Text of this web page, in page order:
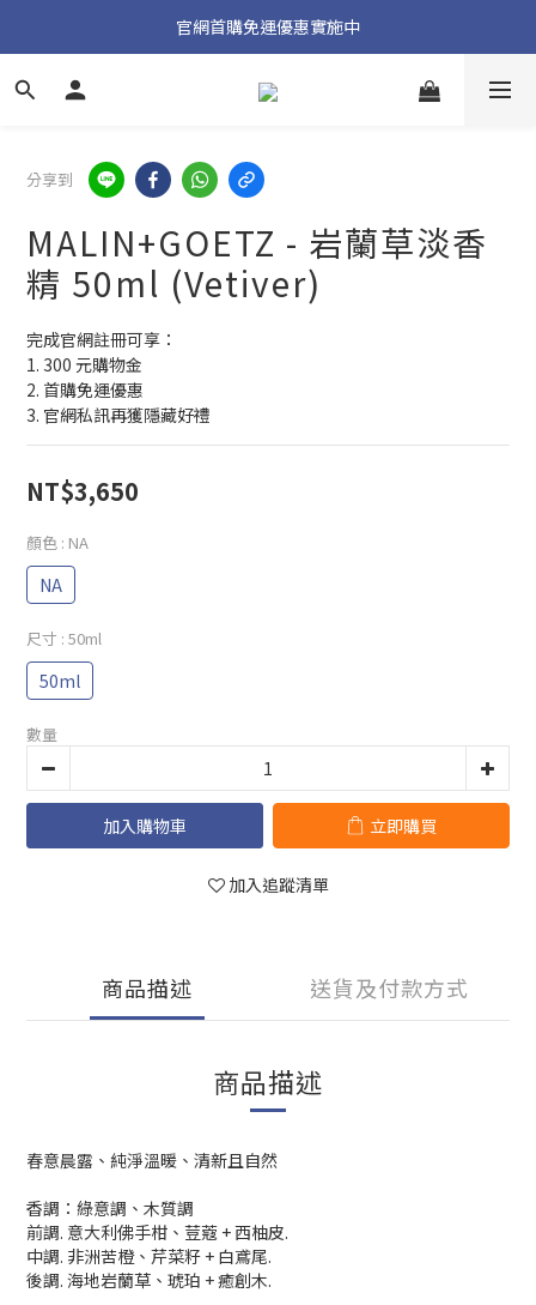
加入官方 LINE 獲取隱藏好禮
官網首購免運優惠實施中
加入官方 LINE 獲取隱藏好禮
分享到
MALIN+GOETZ - 岩蘭草淡香
精 50ml (Vetiver)
完成官網註冊可享：
1. 300 元購物金
2. 首購免運優惠
3. 官網私訊再獲隱藏好禮
NT$3,650
顏色 : NA
NA
尺寸 : 50ml
50ml
數量
加入購物車 立即購買
加入追蹤清單
商品描述 送貨及付款方式
商品描述
春意晨露、純淨溫暖、清新且自然
香調：綠意調、木質調
前調. 意大利佛手柑、荳蔻 + 西柚皮.
中調. 非洲苦橙、芹菜籽 + 白鳶尾.
後調. 海地岩蘭草、琥珀 + 癒創木.